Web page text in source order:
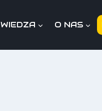
WIEDZA O NAS